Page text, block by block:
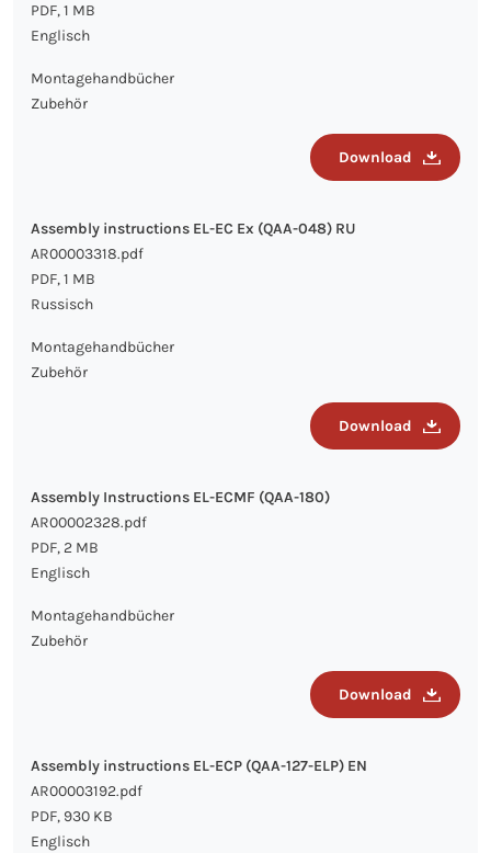
PDF, 1 MB
Englisch
Montagehandbücher
Zubehör
Download
Assembly instructions EL-EC Ex (QAA-048) RU
AR00003318.pdf
PDF, 1 MB
Russisch
Montagehandbücher
Zubehör
Download
Assembly Instructions EL-ECMF (QAA-180)
AR00002328.pdf
PDF, 2 MB
Englisch
Montagehandbücher
Zubehör
Download
Assembly instructions EL-ECP (QAA-127-ELP) EN
AR00003192.pdf
PDF, 930 KB
Englisch